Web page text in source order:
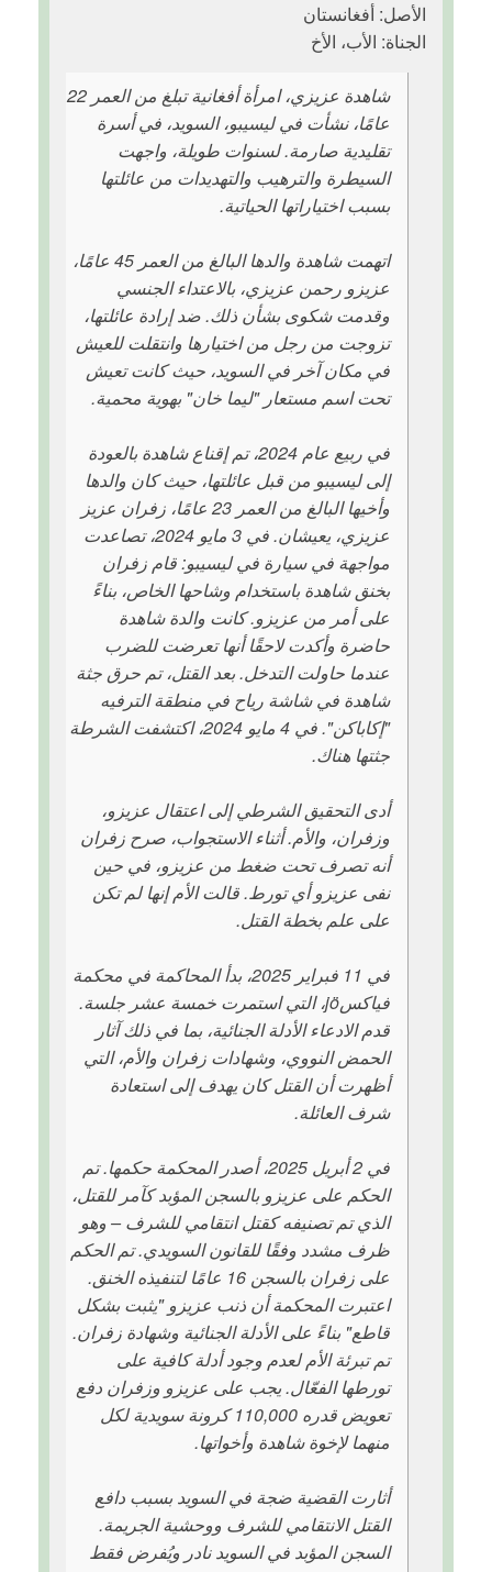
الأصل: أفغانستان
الجناة: الأب، الأخ
شاهدة عزيزي، امرأة أفغانية تبلغ من العمر 22
عامًا، نشأت في ليسيبو، السويد، في أسرة
تقليدية صارمة. لسنوات طويلة، واجهت
السيطرة والترهيب والتهديدات من عائلتها
بسبب اختياراتها الحياتية.
اتهمت شاهدة والدها البالغ من العمر 45 عامًا،
عزيزو رحمن عزيزي، بالاعتداء الجنسي
وقدمت شكوى بشأن ذلك. ضد إرادة عائلتها،
تزوجت من رجل من اختيارها وانتقلت للعيش
في مكان آخر في السويد، حيث كانت تعيش
تحت اسم مستعار "ليما خان" بهوية محمية.
في ربيع عام 2024، تم إقناع شاهدة بالعودة
إلى ليسيبو من قبل عائلتها، حيث كان والدها
وأخيها البالغ من العمر 23 عامًا، زفران عزيز
عزيزي، يعيشان. في 3 مايو 2024، تصاعدت
مواجهة في سيارة في ليسيبو: قام زفران
بخنق شاهدة باستخدام وشاحها الخاص، بناءً
على أمر من عزيزو. كانت والدة شاهدة
حاضرة وأكدت لاحقًا أنها تعرضت للضرب
عندما حاولت التدخل. بعد القتل، تم حرق جثة
شاهدة في شاشة رياح في منطقة الترفيه
"إكاباكن". في 4 مايو 2024، اكتشفت الشرطة
جثتها هناك.
أدى التحقيق الشرطي إلى اعتقال عزيزو،
وزفران، والأم. أثناء الاستجواب، صرح زفران
أنه تصرف تحت ضغط من عزيزو، في حين
نفى عزيزو أي تورط. قالت الأم إنها لم تكن
على علم بخطة القتل.
في 11 فبراير 2025، بدأ المحاكمة في محكمة
فياكسjö، التي استمرت خمسة عشر جلسة.
قدم الادعاء الأدلة الجنائية، بما في ذلك آثار
الحمض النووي، وشهادات زفران والأم، التي
أظهرت أن القتل كان يهدف إلى استعادة
شرف العائلة.
في 2 أبريل 2025، أصدر المحكمة حكمها. تم
الحكم على عزيزو بالسجن المؤبد كآمر للقتل،
الذي تم تصنيفه كقتل انتقامي للشرف – وهو
ظرف مشدد وفقًا للقانون السويدي. تم الحكم
على زفران بالسجن 16 عامًا لتنفيذه الخنق.
اعتبرت المحكمة أن ذنب عزيزو "يثبت بشكل
قاطع" بناءً على الأدلة الجنائية وشهادة زفران.
تم تبرئة الأم لعدم وجود أدلة كافية على
تورطها الفعّال. يجب على عزيزو وزفران دفع
تعويض قدره 110,000 كرونة سويدية لكل
منهما لإخوة شاهدة وأخواتها.
أثارت القضية ضجة في السويد بسبب دافع
القتل الانتقامي للشرف ووحشية الجريمة.
السجن المؤبد في السويد نادر ويُفرض فقط